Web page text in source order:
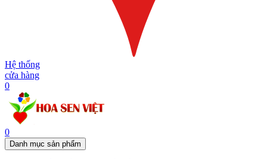
Hệ thống
cửa hàng
0
0
Danh mục sản phẩm